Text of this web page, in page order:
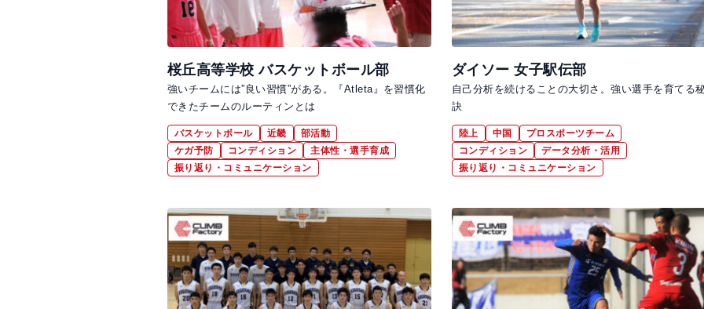
桜丘高等学校 バスケットボール部
強いチームには”良い習慣”がある。『Atleta』を習慣化
できたチームのルーティンとは
バスケットボール 近畿
部活動
ケガ予防
コンディション
主体性・選手育成
振り返り・コミュニケーション
ダイソー 女子駅伝部
自己分析を続けることの大切さ。強い選手を育てる
訣
陸上 中国
プロスポーツチーム
コンディション
データ分析・活用
振り返り・コミュニケーション